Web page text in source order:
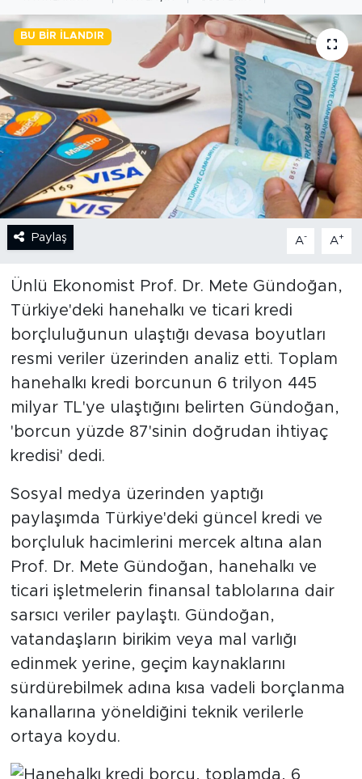
BU BIR İLANDIR
Paylaş A- A+
Ünlü Ekonomist Prof. Dr. Mete Gündoğan,
Türkiye'deki hanehalkı ve ticari kredi
borçluluğunun ulaştığı devasa boyutları
resmi veriler üzerinden analiz etti. Toplam
hanehalkı kredi borcunun 6 trilyon 445
milyar TL'ye ulaştığını belirten Gündoğan,
'borcun yüzde 87'sinin doğrudan ihtiyaç
kredisi' dedi.
Sosyal medya üzerinden yaptığı
paylaşımda Türkiye'deki güncel kredi ve
borçluluk hacimlerini mercek altına alan
Prof. Dr. Mete Gündoğan, hanehalkı ve
ticari işletmelerin finansal tablolarına dair
sarsıcı veriler paylaştı. Gündoğan,
vatandaşların birikim veya mal varlığı
edinmek yerine, geçim kaynaklarını
sürdürebilmek adına kısa vadeli borçlanma
kanallarına yöneldiğini teknik verilerle
ortaya koydu.
RÖPÖRTAJ
ANALİZ
NOSTALJİ
KULİS
YAZARLAR
EKONOMİ
SPOR
YAŞAM
TARİHTEN GÜNÜMÜZE
TARİH
KADIN
SİYASET
MEDYA KÖŞESİ